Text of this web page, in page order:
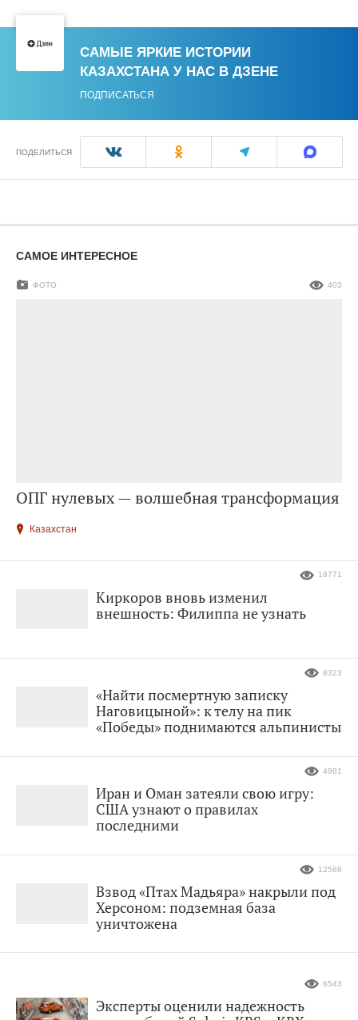
САМЫЕ ЯРКИЕ ИСТОРИИ
КАЗАХСТАНА У НАС В ДЗЕНЕ
ПОДПИСАТЬСЯ
ПОДЕЛИТЬСЯ
САМОЕ ИНТЕРЕСНОЕ
ОПГ нулевых — волшебная трансформация
ФОТО 403
Казахстан
Киркоров вновь изменил
внешность: Филиппа не узнать
18771
«Найти посмертную записку
Наговицыной»: к телу на пик
«Победы» поднимаются альпинисты
8323
Иран и Оман затеяли свою игру:
США узнают о правилах
последними
4981
Взвод «Птах Мадьяра» накрыли под
Херсоном: подземная база
уничтожена
12588
Эксперты оценили надежность
6543